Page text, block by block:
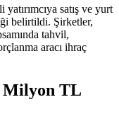
satış ve yurt
belirtildi. Şirketler,
tahvil,
aracı ihraç
Milyon TL